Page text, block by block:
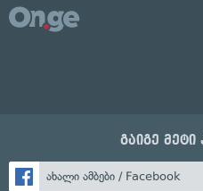
გაიგე
ახალი ამბები / Facebook